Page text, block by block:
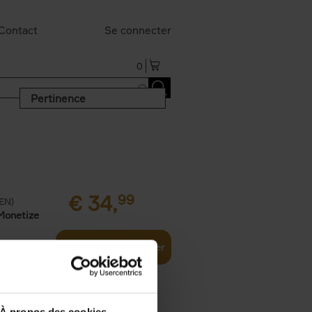
Se connecter
0
Pertinence
€ 34,99
Ajouter au panier